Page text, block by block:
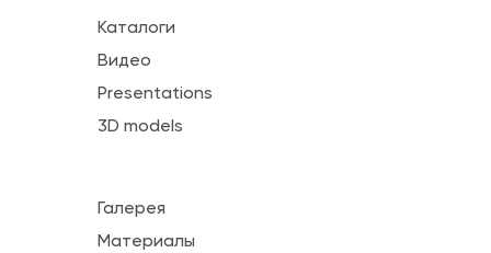
Каталоги
Видео
Presentations
3D models
Галерея
Материалы